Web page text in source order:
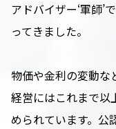
アドバイザー‘軍師’
ってきました。
物価や金利の変動な
経営にはこれまで以
められています。公